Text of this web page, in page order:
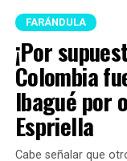
FARÁNDULA
¡Por
Colombia
Ibagué por
Espriella
Cabe señalar que